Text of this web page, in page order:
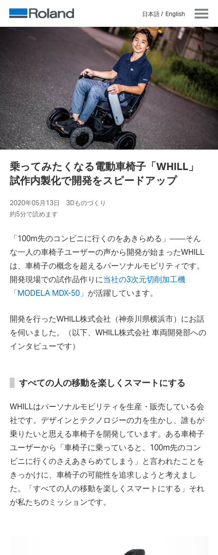
日本語 English
乗ってみたくなる電動車椅子「WHILL」
試作内製化で開発をスピードアップ
2020年05月13日 3Dものづくり
約5分で読めます
「100m先のコンビニに行くのをあきらめる」――そん
な一人の車椅子ユーザーの声から開発が始まったWHILL
は、車椅子の概念を超えるパーソナルモビリティです。
開発現場での試作品作りに当社の3次元切削加工機
「MODELA MDX-50」 が活躍しています。
開発を行ったWHILL株式会社（神奈川県横浜市）にお話
を伺いました。（以下、WHILL株式会社 車両開発部への
インタビューです）
すべての人の移動を楽しくスマートにする
WHILLはパーソナルモビリティを生産・販売している会
社です。デザインとテクノロジーの力を生かし、誰もが
乗りたいと思える車椅子を開発しています。ある車椅子
ユーザーから「車椅子に乗っていると、100m先のコン
ビニに行くのさえあきらめてしまう」と言われたことを
きっかけに、車椅子の可能性を追求しようと考えまし
た。「すべての人の移動を楽しくスマートにする」それ
が私たちのミッションです。